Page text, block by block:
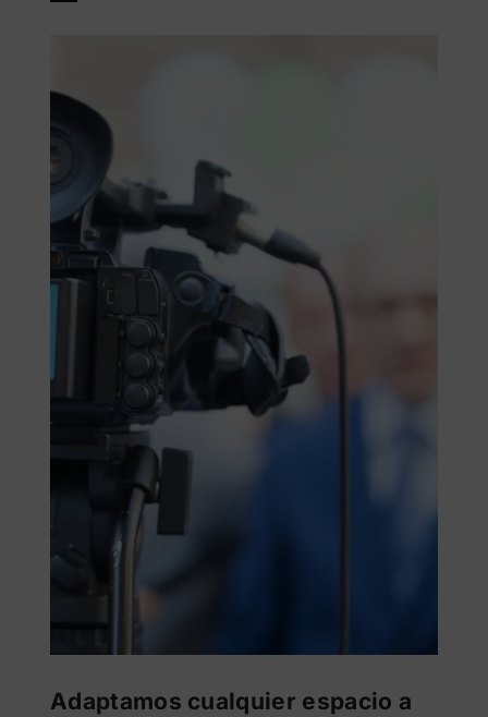
Adaptamos cualquier espacio a